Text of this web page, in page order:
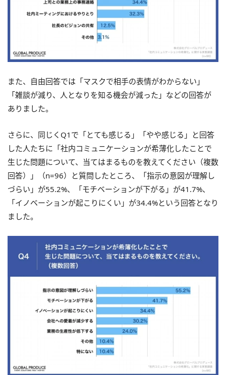
また、自由回答では「マスクで相手の表情がわからない」
「雑談が減り、人となりを知る機会が減った」などの回答が
ありました。
さらに、同じくQ1で「とても感じる」「やや感じる」と回答
した人たちに「社内コミュニケーションが希薄化したことで
生じた問題について、当てはまるものを教えてください（複数
回答）」（n=96）と質問したところ、「指示の意図が理解し
づらい」が55.2%、「モチベーションが下がる」が41.7%、
「イノベーションが起こりにくい」が34.4%という回答となり
ました。